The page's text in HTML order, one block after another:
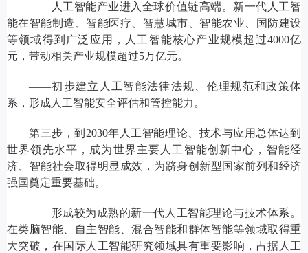
——人工智能产业进入全球价值链高端。新一代人工智
能在智能制造、智能医疗、智慧城市、智能农业、国防建设
等领域得到广泛应用，人工智能核心产业规模超过4000亿
元，带动相关产业规模超过5万亿元。
——初步建立人工智能法律法规、伦理规范和政策体
系，形成人工智能安全评估和管控能力。
第三步，到2030年人工智能理论、技术与应用总体达到
世界领先水平，成为世界主要人工智能创新中心，智能经
济、智能社会取得明显成效，为跻身创新型国家前列和经济
强国奠定重要基础。
——形成较为成熟的新一代人工智能理论与技术体系。
在类脑智能、自主智能、混合智能和群体智能等领域取得重
大突破，在国际人工智能研究领域具有重要影响，占据人工